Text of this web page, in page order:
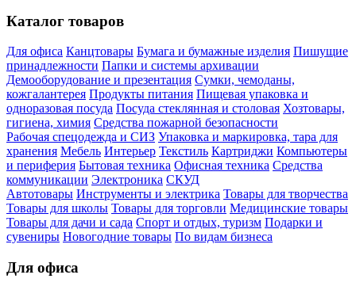
Каталог товаров
Для офиса Канцтовары Бумага и бумажные изделия Пишущие
принадлежности Папки и системы архивации
Демооборудование и презентация Сумки, чемоданы,
кожгалантерея Продукты питания Пищевая упаковка и
одноразовая посуда Посуда стеклянная и столовая Хозтовары,
гигиена, химия Средства пожарной безопасности
Рабочая спецодежда и СИЗ Упаковка и маркировка, тара для
хранения Мебель Интерьер Текстиль Картриджи Компьютеры
и периферия Бытовая техника Офисная техника Средства
коммуникации Электроника СКУД
Автотовары Инструменты и электрика Товары для творчества
Товары для школы Товары для торговли Медицинские товары
Товары для дачи и сада Спорт и отдых, туризм Подарки и
сувениры Новогодние товары По видам бизнеса
Для офиса